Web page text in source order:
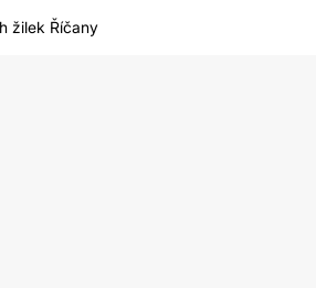
žilek Říčany